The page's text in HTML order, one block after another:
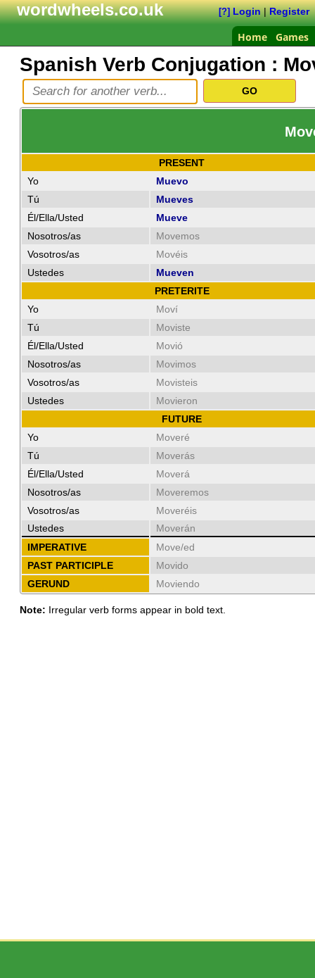
wordwheels.co.uk [?] Login|Register
Home Games
Spanish Verb Conjugation :
PRESENT
Yo
Muevo
Tú
Mueves
Él/Ella/Usted
Mueve
Nosotros/as
Movemos
Vosotros/as
Movéis
Ustedes
Mueven
PRETERITE
Yo
Moví
Tú
Moviste
Él/Ella/Usted
Movió
Nosotros/as
Movimos
Vosotros/as
Movisteis
Ustedes
Movieron
FUTURE
Yo
Moveré
Tú
Moverás
Él/Ella/Usted
Moverá
Nosotros/as
Moveremos
Vosotros/as
Moveréis
Ustedes
Moverán
IMPERATIVE
Move/ed
PAST PARTICIPLE
Movido
GERUND
Moviendo
Note: Irregular verb forms appear in bold text.